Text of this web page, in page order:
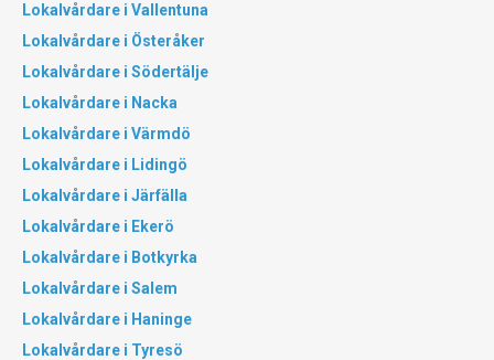
Lokalvårdare i Vallentuna
Lokalvårdare i Österåker
Lokalvårdare i Södertälje
Lokalvårdare i Nacka
Lokalvårdare i Värmdö
Lokalvårdare i Lidingö
Lokalvårdare i Järfälla
Lokalvårdare i Ekerö
Lokalvårdare i Botkyrka
Lokalvårdare i Salem
Lokalvårdare i Haninge
Lokalvårdare i Tyresö